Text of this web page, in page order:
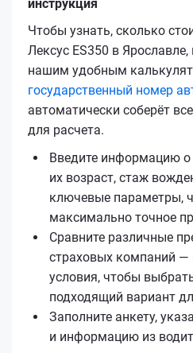
инструкция
Чтобы узнать, сколько
Лексус ES350 в Ярославле,
нашим удобным
государственный номер
автоматически соберёт
для расчета.
Введите информацию о
их возраст, стаж
ключевые параметры,
максимально точное
Сравните различные
страховых компаний —
условия, чтобы
подходящий вариант
Заполните анкету,
и информацию из